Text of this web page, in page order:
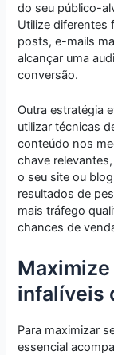
do seu público-
Utilize diferentes
posts, e-mails
alcançar uma
conversão.
Outra estratégia
utilizar técnicas
conteúdo nos
chave
o seu site ou
resultados de
mais tráfego
chances de
infalíveis
Para maximizar
essencial